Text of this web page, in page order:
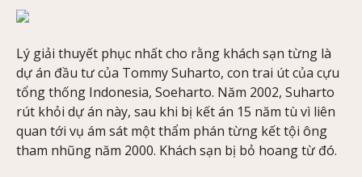
Lý giải thuyết phục nhất cho rằng khách sạn từng là
dự án đầu tư của Tommy Suharto, con trai út của cựu
tổng thống Indonesia, Soeharto. Năm 2002, Suharto
rút khỏi dự án này, sau khi bị kết án 15 năm tù vì liên
quan tới vụ ám sát một thẩm phán từng kết tội ông
tham nhũng năm 2000. Khách sạn bị bỏ hoang từ đó.